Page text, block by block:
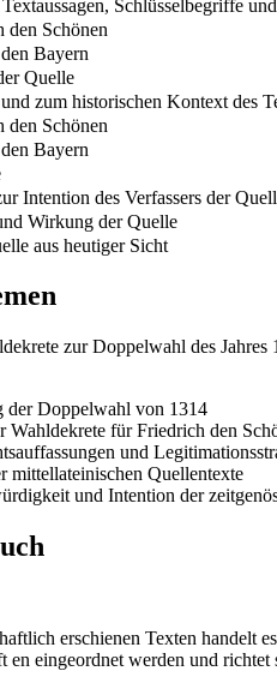
Schlüsselbegriffe
den Schönen
Bayern
Quelle
zum historischen Kontext des
den Schönen
Bayern
Intention des Verfassers der
Wirkung der Quelle
aus heutiger Sicht
zur Doppelwahl des
der Doppelwahl von 1314
Wahldekrete für Friedrich den
und
mittellateinischen Quellentexte
und Intention der
erschienen Texten handelt
en eingeordnet werden und